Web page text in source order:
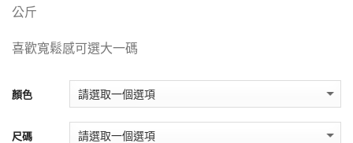
公斤
喜歡寬鬆感可選大一碼
顏色
尺碼